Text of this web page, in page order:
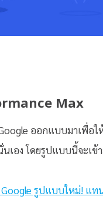
Max
ออกแบบมาเพื่อใ
นเอง โดยรูปแบบนี้จะเ
รูปแบบใหม่! แท